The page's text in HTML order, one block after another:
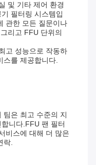
및 기타 제어 환경
필터링 시스템입
관한 모든 질문이나
리고 FFU 단위의
고 성능으로 작동하
스를 제공합니다.
팀은 최고 수준의 지
니다.FFU 팬 필터
비스에 대해 더 많은
락.